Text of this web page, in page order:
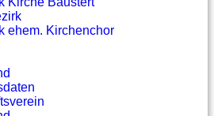
ehem. Kirchenchor